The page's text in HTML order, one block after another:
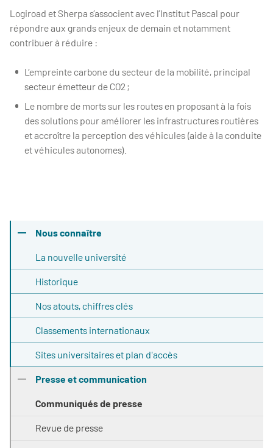
Logiroad et Sherpa s’associent avec l’Institut Pascal pour
répondre aux grands enjeux de demain et notamment
contribuer à réduire :
L’empreinte carbone du secteur de la mobilité, principal
secteur émetteur de CO2 ;
Le nombre de morts sur les routes en proposant à la fois
des solutions pour améliorer les infrastructures routières
et accroître la perception des véhicules (aide à la conduite
et véhicules autonomes).
Nous connaître
La nouvelle université
Historique
Nos atouts, chiffres clés
Classements internationaux
Sites universitaires et plan d'accès
Presse et communication
Communiqués de presse
Revue de presse